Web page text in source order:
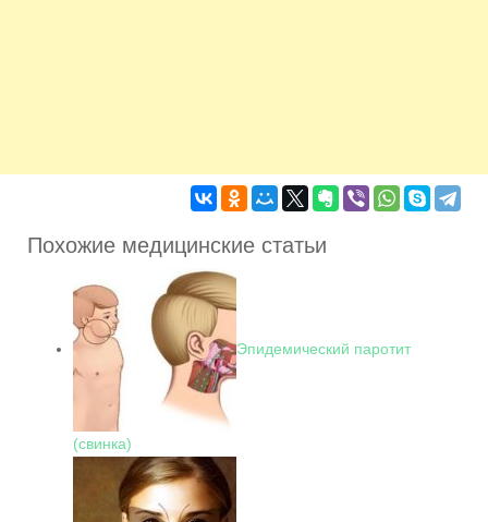
Похожие медицинские статьи
Эпидемический паротит
(свинка)